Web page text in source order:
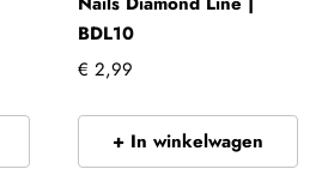
BDL10
€ 2,99
+ In winkelwagen